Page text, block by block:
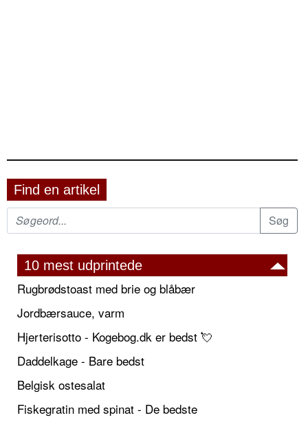
Find en artikel
10 mest udprintede
Rugbrødstoast med brie og blåbær
Jordbærsauce, varm
Hjerterisotto - Kogebog.dk er bedst 💘
Daddelkage - Bare bedst
Belgisk ostesalat
Fiskegratin med spinat - De bedste